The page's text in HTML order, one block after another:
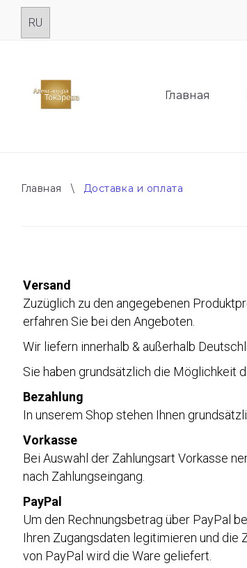
Skip
Главная
Главная \ Доставка и оплата
И
ОПЛАТА
Versand
Zuzüglich zu den angegebenen
erfahren Sie bei den Angeboten.
Wir liefern innerhalb & außerhalb
Sie haben grundsätzlich die Möglichkeit
Bezahlung
In unserem Shop stehen Ihnen
Vorkasse
Bei Auswahl der Zahlungsart Vorkasse
nach Zahlungseingang.
PayPal
Um den Rechnungsbetrag über PayPal
Ihren Zugangsdaten legitimieren und die
von PayPal wird die Ware geliefert.